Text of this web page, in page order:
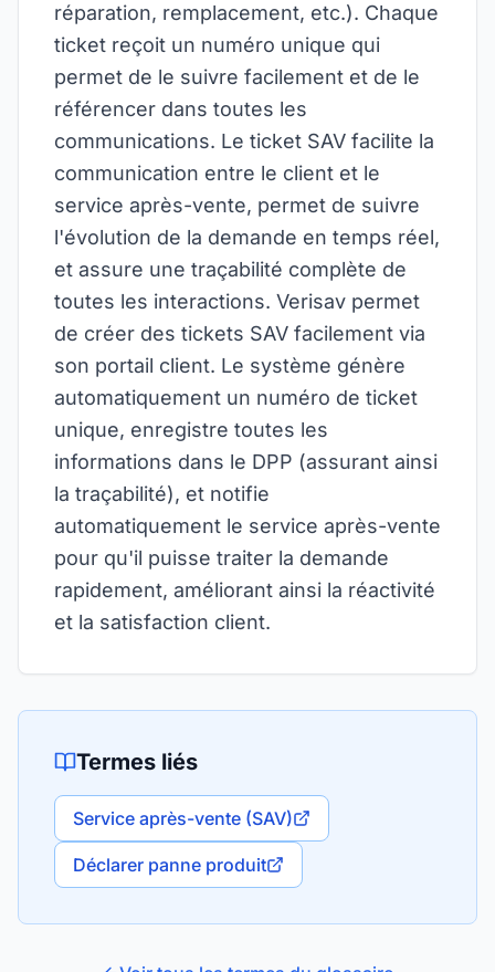
réparation, remplacement, etc.). Chaque
ticket reçoit un numéro unique qui
permet de le suivre facilement et de le
référencer dans toutes les
communications. Le ticket SAV facilite la
communication entre le client et le
service après-vente, permet de suivre
l'évolution de la demande en temps réel,
et assure une traçabilité complète de
toutes les interactions. Verisav permet
de créer des tickets SAV facilement via
son portail client. Le système génère
automatiquement un numéro de ticket
unique, enregistre toutes les
informations dans le DPP (assurant ainsi
la traçabilité), et notifie
automatiquement le service après-vente
pour qu'il puisse traiter la demande
rapidement, améliorant ainsi la réactivité
et la satisfaction client.
Termes liés
Service après-vente (SAV)
Déclarer panne produit